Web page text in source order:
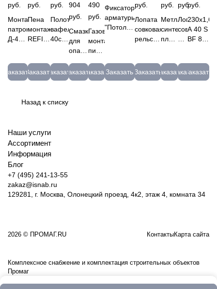
руб.
Монтажные
патроны
Д-4
Гефест
красн.
Заказать
руб.
Пена
монтажная
REFIT
-10 °С,
800гр,
REFIT
Заказать
руб.
Полотно
вафельное
40см
плотность
120г/
Заказать
904
руб.
Смазка
для
опалубки
ЭКС
бочка
Заказать
490
руб.
Газовый
монтажный
пистолет
GBW120
GBW120
Заказать
Фиксатор
арматуры
"Потолочная
40мм;
45мм;
Заказать
руб.
Лопата
совковая
рельсовая
рессорно-
пружинная)
Заказать
руб.
Метла
синтетическая
плоская
39224
Заказать
руб.
Лопата
совковая
Заказать
руб.
A 40 S
BF 80
Заказать
Назад к списку
Наши услуги
Ассортимент
Информация
Блог
+7 (495) 241-13-55
zakaz@isnab.ru
129281, г. Москва, Олонецкий проезд, 4к2, этаж 4, комната 34
2026 © ПРОМАГ.RU КонтактыКарта сайта
Комплексное снабжение и комплектация строительных объектов
Промаг